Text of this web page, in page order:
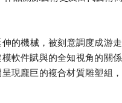
伸的機械，被刻意調度成游
軟件賦與的全知視角的關
現龐巨的複合材質雕塑組，